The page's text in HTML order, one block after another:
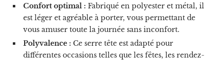
Confort optimal : Fabriqué en polyester et métal, il
est léger et agréable à porter, vous permettant de
vous amuser toute la journée sans inconfort.
Polyvalence : Ce serre tête est adapté pour
différentes occasions telles que les fêtes, les rendez-